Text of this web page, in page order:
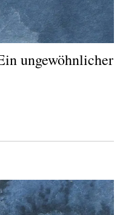
ungewöhnlicher